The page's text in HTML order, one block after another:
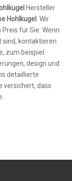
Hersteller
Hohlkugel . Wir
für Sie. Wenn
sind, kontaktieren
zum beispiel:
design und
detaillierte
versichert, dass